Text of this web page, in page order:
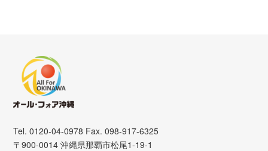
Tel. 0120-04-0978 Fax. 098-917-6325
〒900-0014 沖縄県那覇市松尾1-19-1